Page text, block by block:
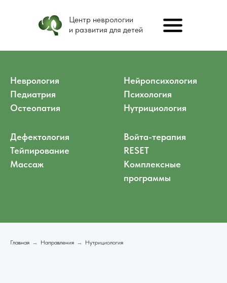
Центр неврологии
и развития для детей
Неврология
Педиатрия
Остеопатия
Нейропсихология
Психология
Нутрициология
Дефектология
Тейпирование
Массаж
Войта-терапия
RESET
Комплексные
программы
Главная → Направления → Нутрициология